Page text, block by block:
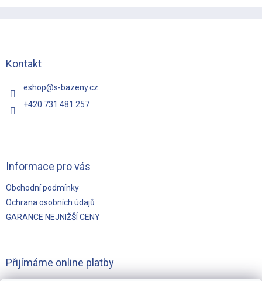
Kontakt
eshop@s-bazeny.cz
+420 731 481 257
Informace pro vás
Obchodní podmínky
Ochrana osobních údajů
GARANCE NEJNIŽŠÍ CENY
Přijímáme online platby